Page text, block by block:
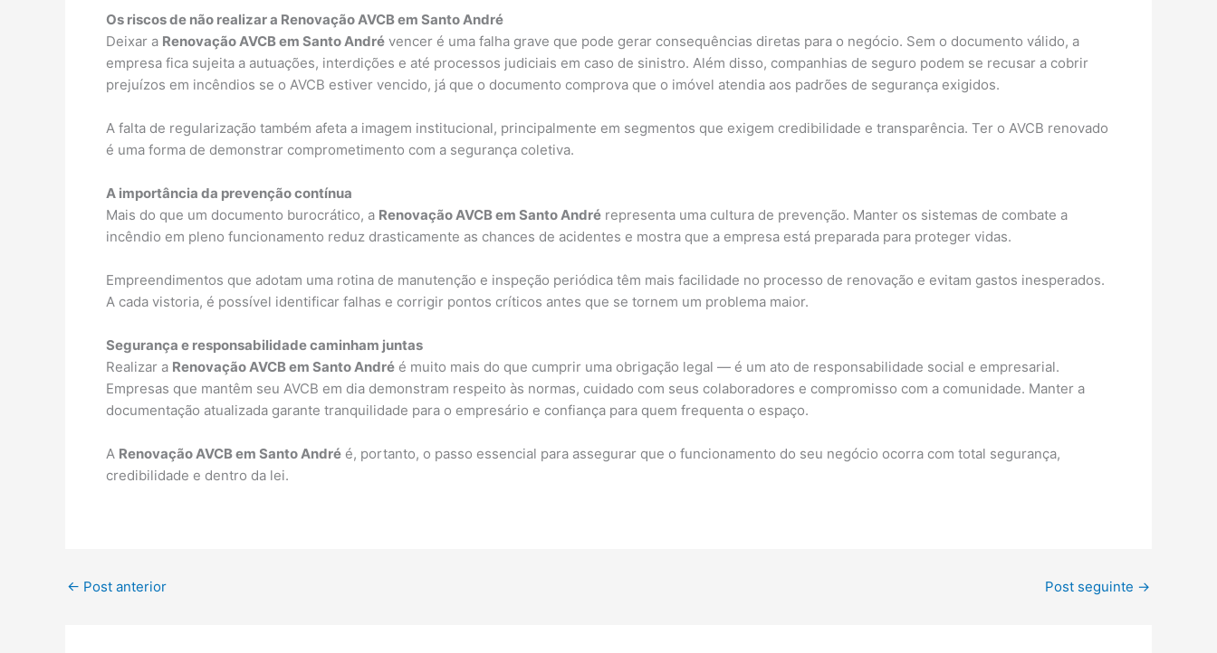
Os riscos de não realizar a Renovação AVCB em Santo André
Deixar a Renovação AVCB em Santo André vencer é uma falha grave que pode gerar consequências diretas para o negócio. Sem o documento válido, a
empresa fica sujeita a autuações, interdições e até processos judiciais em caso de sinistro. Além disso, companhias de seguro podem se recusar a cobrir
prejuízos em incêndios se o AVCB estiver vencido, já que o documento comprova que o imóvel atendia aos padrões de segurança exigidos.
A falta de regularização também afeta a imagem institucional, principalmente em segmentos que exigem credibilidade e transparência. Ter o AVCB renovado
é uma forma de demonstrar comprometimento com a segurança coletiva.
A importância da prevenção contínua
Mais do que um documento burocrático, a Renovação AVCB em Santo André representa uma cultura de prevenção. Manter os sistemas de combate a
incêndio em pleno funcionamento reduz drasticamente as chances de acidentes e mostra que a empresa está preparada para proteger vidas.
Empreendimentos que adotam uma rotina de manutenção e inspeção periódica têm mais facilidade no processo de renovação e evitam gastos inesperados.
A cada vistoria, é possível identificar falhas e corrigir pontos críticos antes que se tornem um problema maior.
Segurança e responsabilidade caminham juntas
Realizar a Renovação AVCB em Santo André é muito mais do que cumprir uma obrigação legal — é um ato de responsabilidade social e empresarial.
Empresas que mantêm seu AVCB em dia demonstram respeito às normas, cuidado com seus colaboradores e compromisso com a comunidade. Manter a
documentação atualizada garante tranquilidade para o empresário e confiança para quem frequenta o espaço.
A Renovação AVCB em Santo André é, portanto, o passo essencial para assegurar que o funcionamento do seu negócio ocorra com total segurança,
credibilidade e dentro da lei.
← Post anterior Post seguinte →